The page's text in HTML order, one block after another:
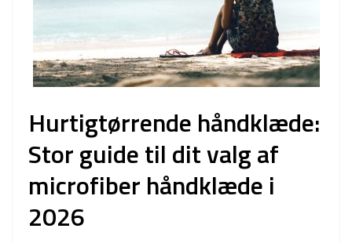
Hurtigtørrende håndklæde:
Stor guide til dit valg af
microfiber håndklæde i
2026